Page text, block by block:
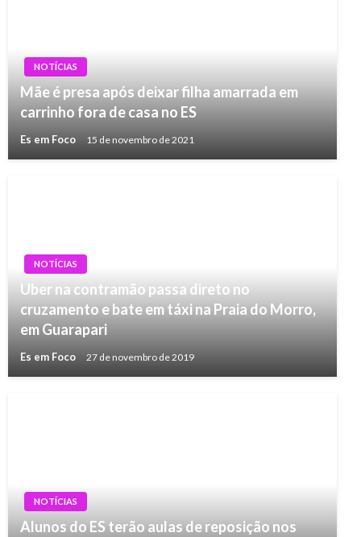
NOTÍCIAS
Mãe é presa após deixar filha amarrada em
carrinho fora de casa no ES
Es em Foco 15 de novembro de 2021
NOTÍCIAS
Uber na contramão passa direto no
cruzamento e bate em táxi na Praia do Morro,
em Guarapari
Es em Foco 27 de novembro de 2019
NOTÍCIAS
Alunos do ES terão aulas de reposição nos